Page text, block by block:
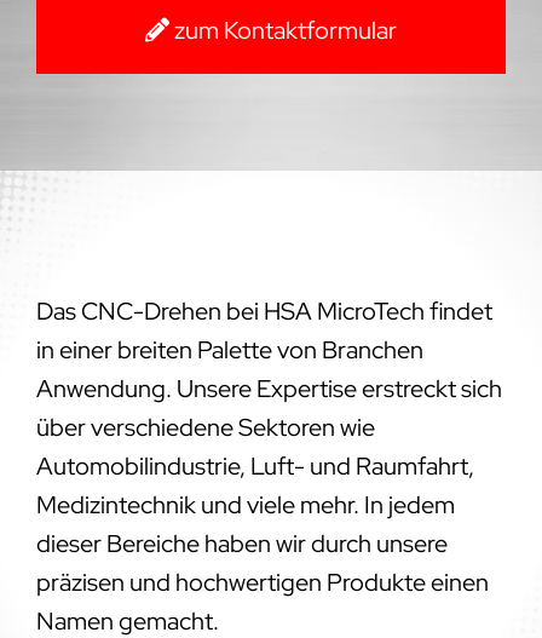
zum Kontaktformular
Das CNC-Drehen bei HSA MicroTech findet
in einer breiten Palette von Branchen
Anwendung. Unsere Expertise erstreckt sich
über verschiedene Sektoren wie
Automobilindustrie, Luft- und Raumfahrt,
Medizintechnik und viele mehr. In jedem
dieser Bereiche haben wir durch unsere
präzisen und hochwertigen Produkte einen
Namen gemacht.